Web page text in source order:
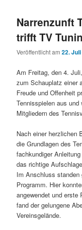
Narrenzunft
trifft TV
Veröffentlicht am22.
Am Freitag, den 4.
zum Schauplatz einer
Freude und Offenheit
Tennisspielen aus
Mitgliedern des
Nach einer herzlichen
die Grundlagen des
fachkundiger
das richtige
Im Anschluss standen
Programm. Hier
angewendet und erste
fand der gelungene
Vereinsgelände.